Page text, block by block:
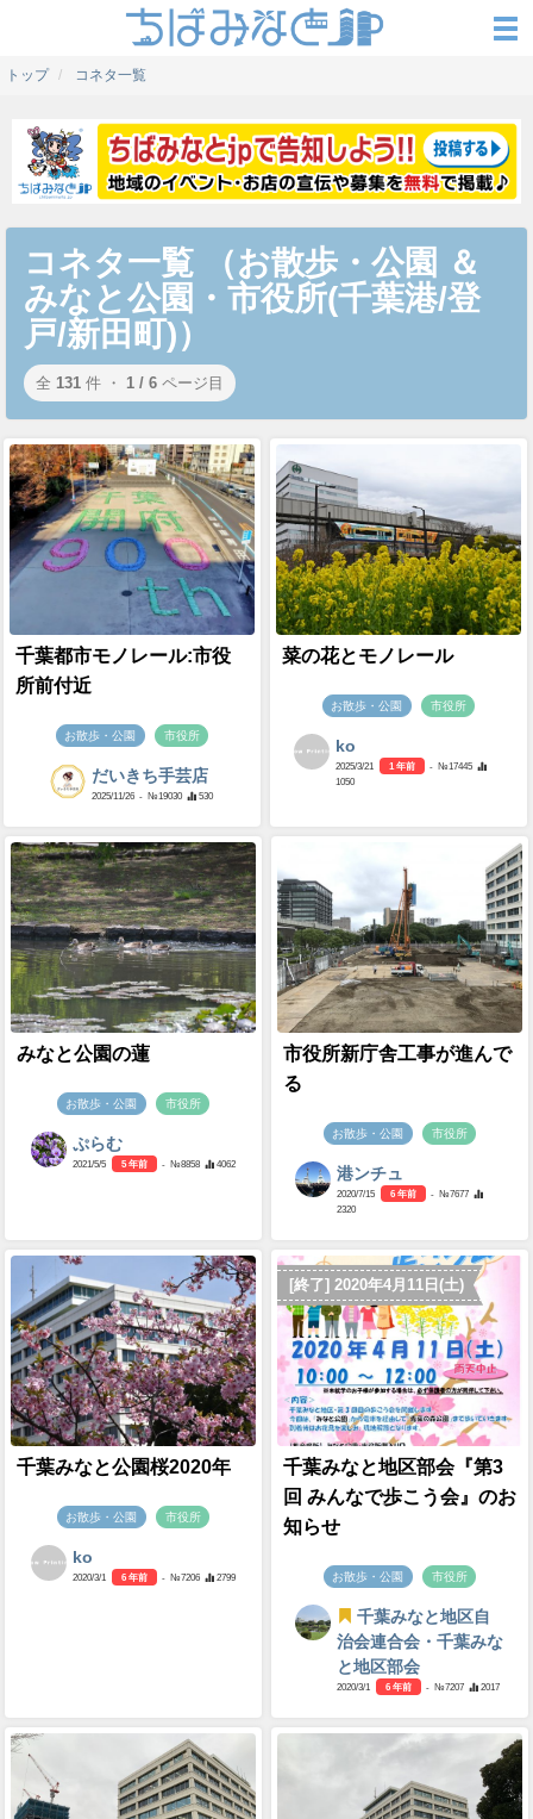
トップ コネタ一覧
コネタ一覧 （お散歩・公園 ＆
みなと公園・市役所(千葉港/登
戸/新田町)）
全 131 件 ・ 1 / 6 ページ目
千葉都市モノレール:市役
所前付近
お散歩・公園 市役所
だいきち手芸店
2025/11/26 - №19030 530
菜の花とモノレール
お散歩・公園 市役所
ko
2025/3/21 1 年前
- №17445
1050
みなと公園の蓮
お散歩・公園 市役所
ぷらむ
2021/5/5 5 年前 - №8858 4062
市役所新庁舎工事が進んで
る
お散歩・公園 市役所
港ンチュ
2020/7/15 6 年前
- №7677
2320
千葉みなと公園桜2020年
お散歩・公園 市役所
ko
2020/3/1 6 年前 - №7206 2799
[終了] 2020年4月11日(土)
千葉みなと地区部会『第3
回 みんなで歩こう会』のお
知らせ
お散歩・公園 市役所
千葉みなと地区自
治会連合会・千葉みな
と地区部会
2020/3/1 6 年前 - №7207 2017